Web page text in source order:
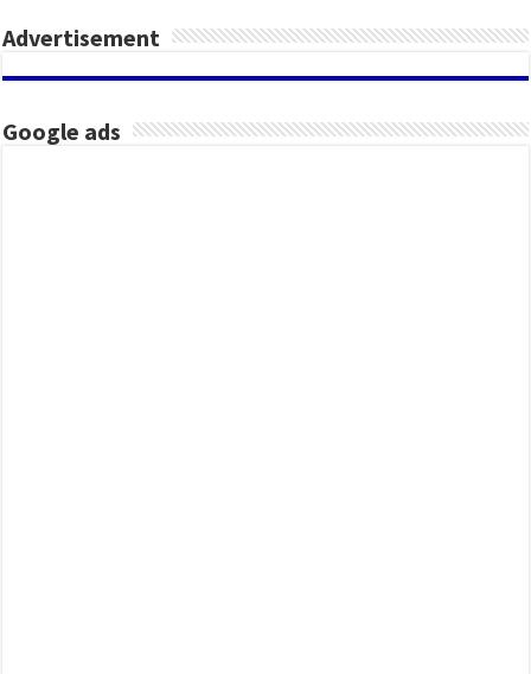
Advertisement
Google ads